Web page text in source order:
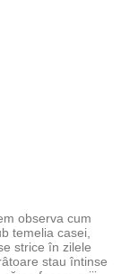
observa cum
temelia casei,
strice în zilele
stau întinse